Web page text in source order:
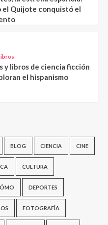
el Quijote conquistó el
y libros de ciencia ficción
el hispanismo
BLOG CIENCIA CINE
CULTURA
DEPORTES
FOTOGRAFÍA